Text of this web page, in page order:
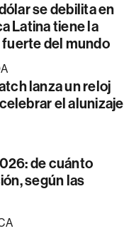
se debilita en
Latina tiene la
del mundo
lanza un reloj
el alunizaje
de cuánto
según las